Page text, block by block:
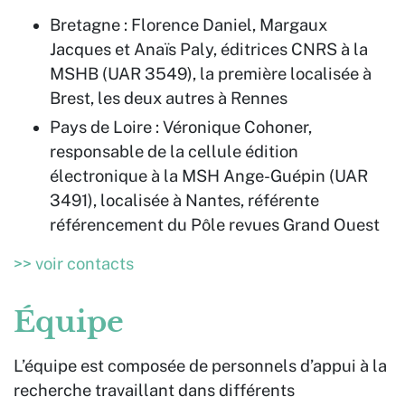
Bretagne : Florence Daniel, Margaux
Jacques et Anaïs Paly, éditrices CNRS à la
MSHB (UAR 3549), la première localisée à
Brest, les deux autres à Rennes
Pays de Loire : Véronique Cohoner,
responsable de la cellule édition
électronique à la MSH Ange-Guépin (UAR
3491), localisée à Nantes, référente
référencement du Pôle revues Grand Ouest
>> voir contacts
Équipe
L’équipe est composée de personnels d’appui à la
recherche travaillant dans différents